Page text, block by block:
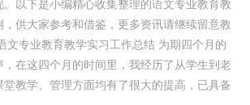
以下是小编精心收集整理的语文专业教育教
供大家参考和借鉴，更多资讯请继续留意教
文专业教育教学实习工作总结 为期四个月的
在这四个月的时间里，我经历了从学生到老
教学、管理方面均有了很大的提高，已具备